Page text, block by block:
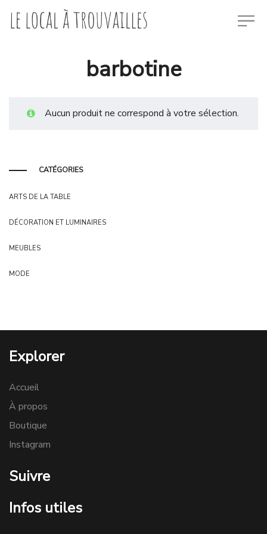
barbotine
Aucun produit ne correspond à votre sélection.
CATÉGORIES
ARTS DE LA TABLE
DÉCORATION ET LUMINAIRES
MEUBLES
MODE
Explorer
Accueil
À propos
Boutique
Instagram
Suivre
Infos utiles